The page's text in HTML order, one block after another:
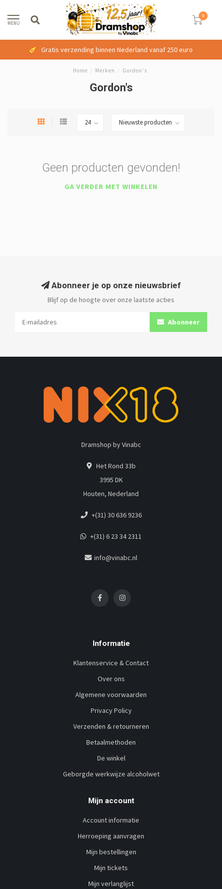
MENU
0
Gratis verzending binnen Nederland vanaf 250 euro
Home Merken Gordon's
Gordon's
Geen producten gevonden!
GA VERDER MET WINKELEN
Abonneer je op onze nieuwsbrief
Blijf op de hoogte over onze laatste acties
Abonneer
Dramshop by Vinabc
Het Rond 33b
3995 DK
Houten, Nederland
+(31) 30 636 9236
+(31) 6 23 34 2311
info@vinabc.nl
Informatie
Klantenservice & Contact
Over ons
Algemene voorwaarden
Privacy Policy
Verzenden & retourneren
Betaalmethoden
De winkel
Geborgde werkwijze alcoholwet
Mijn account
Account informatie
Herroeping aanvragen
Mijn bestellingen
Mijn tickets
Mijn verlanglijst